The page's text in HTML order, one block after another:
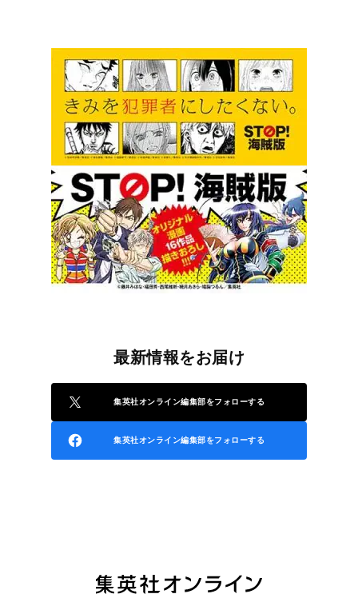
最新情報をお届け
集英社オンライン編集部をフォローする
集英社オンライン編集部をフォローする